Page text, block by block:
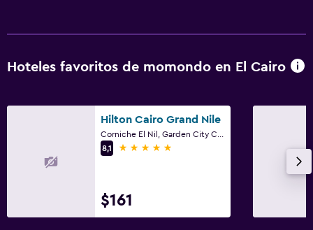
Hoteles favoritos de momondo en El Cairo
Hilton Cairo Grand Nile
8,1
5 estrellas
$161